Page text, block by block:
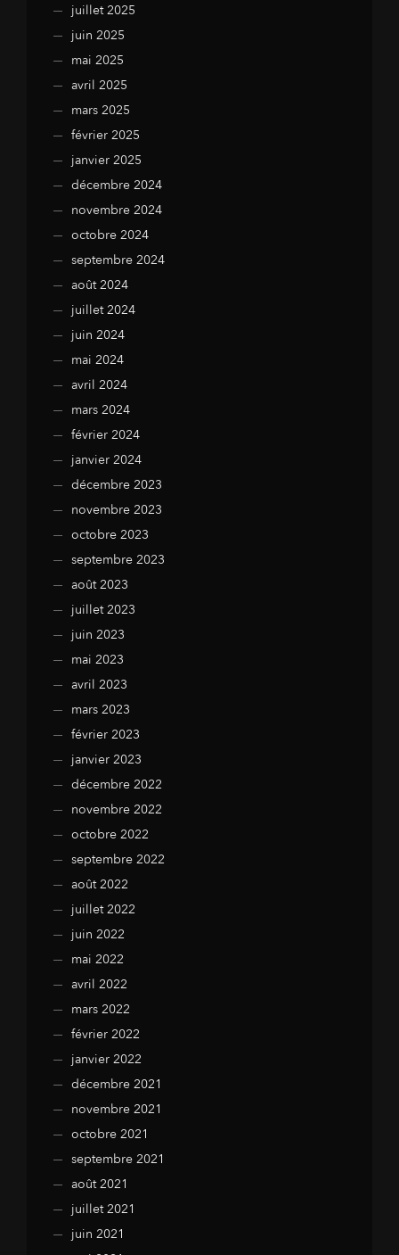
juillet 2025
juin 2025
mai 2025
avril 2025
mars 2025
février 2025
janvier 2025
décembre 2024
novembre 2024
octobre 2024
septembre 2024
août 2024
juillet 2024
juin 2024
mai 2024
avril 2024
mars 2024
février 2024
janvier 2024
décembre 2023
novembre 2023
octobre 2023
septembre 2023
août 2023
juillet 2023
juin 2023
mai 2023
avril 2023
mars 2023
février 2023
janvier 2023
décembre 2022
novembre 2022
octobre 2022
septembre 2022
août 2022
juillet 2022
juin 2022
mai 2022
avril 2022
mars 2022
février 2022
janvier 2022
décembre 2021
novembre 2021
octobre 2021
septembre 2021
août 2021
juillet 2021
juin 2021